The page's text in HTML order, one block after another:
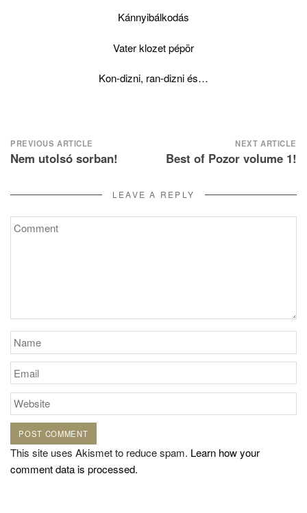
Kánnyibálkodás
Vater klozet pépör
Kon-dizni, ran-dizni és…
Post
navigation
PREVIOUS ARTICLE
Nem utolsó sorban!
NEXT ARTICLE
Best of Pozor volume 1!
LEAVE A REPLY
This site uses Akismet to reduce spam. Learn how your
comment data is processed.